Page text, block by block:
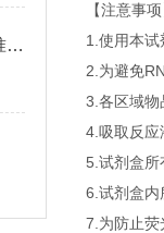
PCR试剂盒如何确保检测结果的准确性和可靠性
【注意事
1.使用本
2.为避免
3.各区域物
4.吸取反应
5.试剂盒所
6.试剂盒内
7.为防止荧